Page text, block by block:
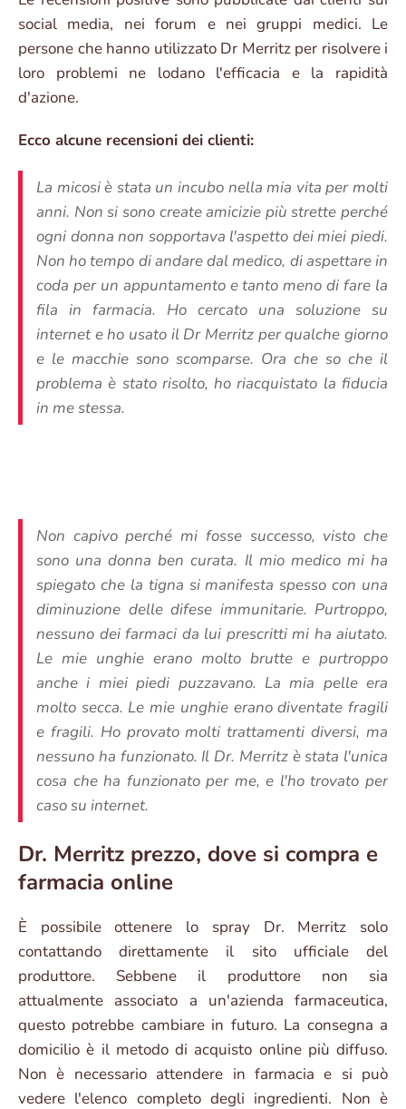
social media, nei forum e nei gruppi medici. Le
persone che hanno utilizzato Dr Merritz per risolvere i
loro problemi ne lodano l'efficacia e la rapidità
d'azione.
Ecco alcune recensioni dei clienti:
La micosi è stata un incubo nella mia vita per molti
anni. Non si sono create amicizie più strette perché
ogni donna non sopportava l'aspetto dei miei piedi.
Non ho tempo di andare dal medico, di aspettare in
coda per un appuntamento e tanto meno di fare la
fila in farmacia. Ho cercato una soluzione su
internet e ho usato il Dr Merritz per qualche giorno
e le macchie sono scomparse. Ora che so che il
problema è stato risolto, ho riacquistato la fiducia
in me stessa.
Non capivo perché mi fosse successo, visto che
sono una donna ben curata. Il mio medico mi ha
spiegato che la tigna si manifesta spesso con una
diminuzione delle difese immunitarie. Purtroppo,
nessuno dei farmaci da lui prescritti mi ha aiutato.
Le mie unghie erano molto brutte e purtroppo
anche i miei piedi puzzavano. La mia pelle era
molto secca. Le mie unghie erano diventate fragili
e fragili. Ho provato molti trattamenti diversi, ma
nessuno ha funzionato. Il Dr. Merritz è stata l'unica
cosa che ha funzionato per me, e l'ho trovato per
caso su internet.
Dr. Merritz prezzo, dove si compra e
farmacia online
È possibile ottenere lo spray Dr. Merritz solo
contattando direttamente il sito ufficiale del
produttore. Sebbene il produttore non sia
attualmente associato a un'azienda farmaceutica,
questo potrebbe cambiare in futuro. La consegna a
domicilio è il metodo di acquisto online più diffuso.
Non è necessario attendere in farmacia e si può
vedere l'elenco completo degli ingredienti. Non è